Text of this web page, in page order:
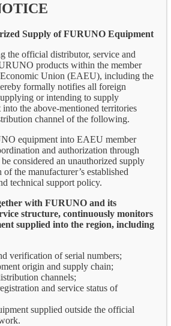
Supply of FURUNO Equipment
the official distributor, service and
products within the member
Economic Union (EAEU), including the
formally notifies all foreign
or intending to supply
the above-mentioned territories
channel of the following.
equipment into EAEU member
and authorization through
considered an unauthorized supply
the manufacturer’s established
technical support policy.
with FURUNO and its
structure, continuously monitors
supplied into the region, including
verification of serial numbers;
origin and supply chain;
channels;
and service status of
supplied outside the official